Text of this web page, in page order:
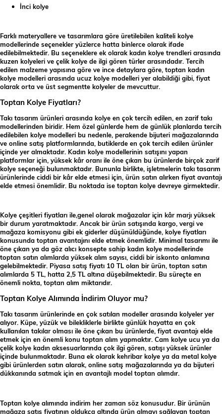
İnci kolye
Farklı materyallere ve tasarımlara göre üretilebilen kaliteli kolye
modellerinde seçenekler yüzlerce hatta binlerce olarak ifade
edilebilmektedir. Bu seçeneklere ek olarak kadın kolye trendleri arasında
kuzen kolyeleri ve çelik kolye de ilgi gören türler arasındadır. Tercih
edilen malzeme yapısına göre ve ince detaylara göre, toptan kadın
kolye modelleri arasında ucuz kolye modelleri yer alabildiği gibi, fiyat
olarak orta ve üst segmentte kolyeler de mevcuttur.
Toptan Kolye Fiyatları?
Takı tasarım ürünleri arasında kolye en çok tercih edilen, en zarif takı
modellerinden biridir. Hem özel günlerde hem de günlük planlarda tercih
edilebilen kolye modelleri bu nedenle, perakende bijuteri mağazalarında
ve online satış platformlarında, butiklerde en çok tercih edilen ürünler
içinde yer almaktadır. Kadın kolye modellerinin satışını yapan
platformlar için, yüksek kâr oranı ile öne çıkan bu ürünlerde birçok zarif
kolye seçeneği bulunmaktadır. Bununla birlikte, işletmelerin takı tasarım
ürünlerinde ciddi bir kâr elde etmesi için, ürün satın alırken fiyat avantajı
elde etmesi önemlidir. Bu noktada ise toptan kolye devreye girmektedir.
Kolye çeşitleri fiyatları ile,genel olarak mağazalar için kâr marjı yüksek
bir durum yaratmaktadır. Ancak bir ürün satışında kargo, vergi ve
mağaza komisyonu gibi ek giderler düşünüldüğünde, kolye fiyatları
konusunda toptan avantajını elde etmek önemlidir. Minimal tasarımı ile
öne çıkan ya da göz alıcı konsepte sahip kadın kolye modellerinde
toptan satın alımlarda yüksek alım sayısı, ciddi bir iskonto anlamına
gelebilmektedir. Piyasa satış fiyatı 10 TL olan bir ürün, toptan satın
alımlarda 5 TL, hatta 2,5 TL altına düşebilmektedir. Bu süreçte en
önemli nokta, toptan alım miktarıdır.
Toptan Kolye Alımında İndirim Oluyor mu?
Takı tasarım ürünlerinde en çok satılan modeller arasında kolyeler yer
alıyor. Küpe, yüzük ve bilekliklerle birlikte günlük hayatta en çok
kullanılan takılar olması ile öne çıkan bu ürünlerde, fiyat avantajı elde
etmek için en önemli konu toptan alım yapmaktır. Cam kolye ucu ya da
çelik kolye kadın aksesuarlarında çok ilgi gören, satışı yüksek ürünler
içinde bulunmaktadır. Buna ek olarak kehribar kolye ya da metal kolye
gibi ürünlerden satın alarak, online satış mağazalarında ya da bijuteri
dükkanında satmak için en avantajlı model toptan alımdır.
Toptan kolye alımında indirim her zaman söz konusudur. Bir ürünün
mağaza satış fiyatının oldukça altında ürün almayı sağlayan toptan